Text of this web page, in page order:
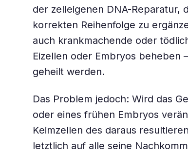
der zelleigenen DNA-Reparatur,
korrekten Reihenfolge zu
auch krankmachende oder
Eizellen oder Embryos beheben
geheilt werden.
Das Problem jedoch: Wird das
oder eines frühen Embryos
Keimzellen des daraus
letztlich auf alle seine